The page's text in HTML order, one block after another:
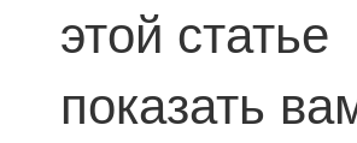
этой статье
показать